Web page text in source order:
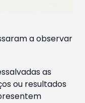
a observar
as
ou resultados